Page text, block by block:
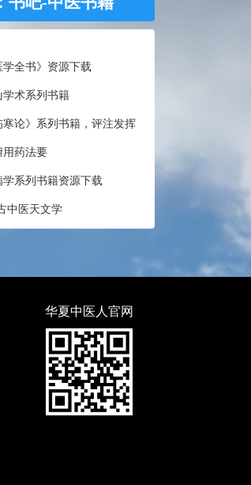
学全书》资源下载
学术系列书籍
寒论》系列书籍，评注发挥
用药法要
学系列书籍资源下载
中医天文学
华夏中医人官网